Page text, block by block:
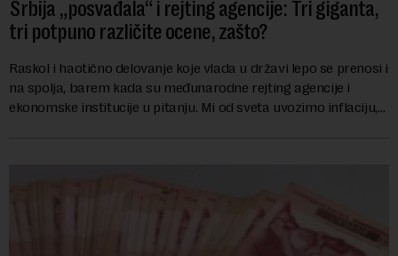
Srbija „posvađala“ i rejting agencije: Tri giganta,
tri potpuno različite ocene, zašto?
Raskol i haotično delovanje koje vlada u državi lepo se prenosi i
na spolja, barem kada su međunarodne rejting agencije i
ekonomske institucije u pitanju. Mi od sveta uvozimo inflaciju,